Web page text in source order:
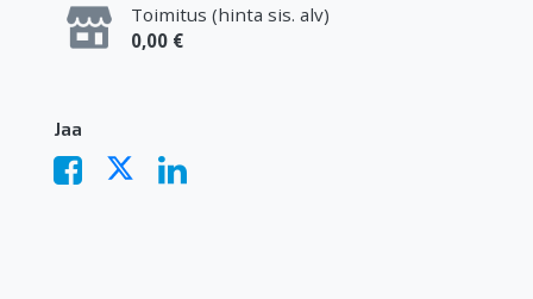
Toimitus (hinta sis. alv)
0,00 €
Jaa